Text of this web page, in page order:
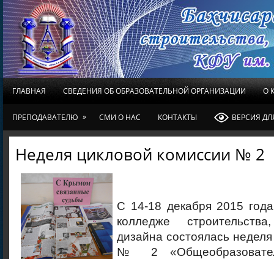
ГЛАВНАЯ СВЕДЕНИЯ ОБ ОБРАЗОВАТЕЛЬНОЙ ОРГАНИЗАЦИИ О
ПРЕПОДАВАТЕЛЮ » СМИ О НАС КОНТАКТЫ ВЕРСИЯ
Неделя цикловой комиссии № 2
С 14-18 декабря 2015
колледже
дизайна состоялась
№ 2